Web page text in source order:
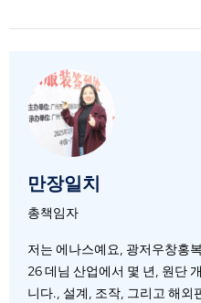
만장일치
총책임자
저는 에나스예요, 광저우창홍
26 데님 산업에서 몇 년, 원단
니다., 설계, 조작, 그리고 해외